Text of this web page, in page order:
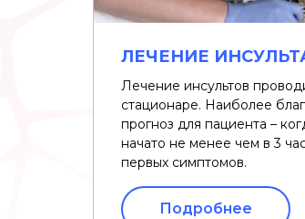
ЛЕЧЕНИЕ
Лечение инсультов
стационаре. Наиболее
прогноз для пациента –
начато не менее чем в 3
первых симптомов.
Подробнее